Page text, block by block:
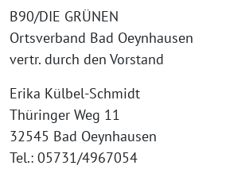
B90/DIE GRÜNEN
Ortsverband Bad Oeynhausen
vertr. durch den Vorstand
Erika Külbel-Schmidt
Thüringer Weg 11
32545 Bad Oeynhausen
Tel.: 05731/4967054